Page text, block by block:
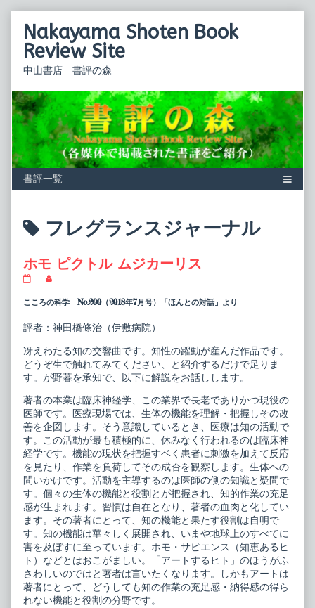
contentNakayama Shoten Book
Review Site
中山書店 書評の森
Posts
tagged
フレグランスジャーナル
ホモ ピクトル ムジカーリス
ピ
ル
ジ
カ
リ
ス
published
on
posts
author
ホ
モ
ピ
ク
ト
ル
ム
ジ
カ
ー
リ
ス,
こころの科学 No.200（2018年7月号）「ほんとの対話」より
評者：神田橋條治（伊敷病院）
冴えわたる知の交響曲です。知性の躍動が産んだ作品です。
どうぞ生で触れてみてください、と紹介するだけで足りま
す。が野暮を承知で、以下に解説をお話しします。
著者の本業は臨床神経学、この業界で長老でありかつ現役の
医師です。医療現場では、生体の機能を理解・把握しその改
善を企図します。そう意識しているとき、医療は知の活動で
す。この活動が最も積極的に、休みなく行われるのは臨床神
経学です。機能の現状を把握すベく患者に刺激を加えて反応
を見たり、作業を負荷してその成否を観察します。生体への
問いかけです。活動を主導するのは医師の側の知識と疑問で
す。個々の生体の機能と役割とが把握され、知的作業の充足
感が生まれます。習慣は自在となり、著者の血肉と化してい
ます。その著者にとって、知の機能と果たす役割は自明で
す。知の機能は華々しく展開され、いまや地球上のすべてに
害を及ぼすに至っています。ホモ・サピエンス（知恵あるヒ
ト）などとはおこがましい。「アートするヒト」のほうがふ
さわしいのではと著者は言いたくなります。しかもアートは
著者にとって、どうしても知の作業の充足感・納得感の得ら
れない機能と役割の分野です。